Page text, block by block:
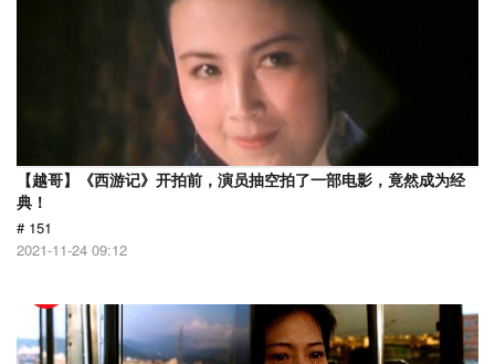
【越哥】《西游记》开拍前，演员抽空拍了一部电影，竟然成为经
典！
# 151
2021-11-24 09:12